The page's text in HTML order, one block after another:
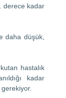
derece kadar
daha düşük,
hastalık
kadar